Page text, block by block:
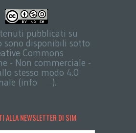
pubblicati su
sono disponibili sotto
Commons
- Non commerciale -
stesso modo 4.0
(info
).
ALLA NEWSLETTER DI SIM